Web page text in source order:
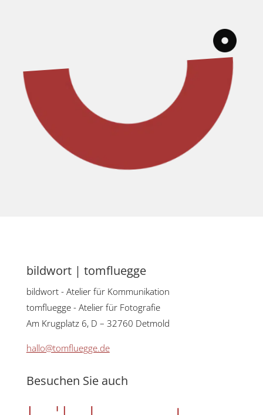
bildwort | tomfluegge
bildwort - Atelier für Kommunikation
tomfluegge - Atelier für Fotografie
Am Krugplatz 6, D – 32760 Detmold
hallo@tomfluegge.de
Besuchen Sie auch